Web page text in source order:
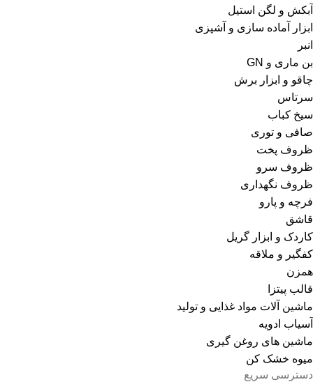
آبکش و لگن استیل
ابزار آماده سازی و آشپزی
انبر
بن ماری و GN
چاقو و ابزار برش
سرتاس
سیخ کباب
صافی و توری
ظروف پخت
ظروف سرو
ظروف نگهداری
فرچه و پارو
قاشق
کاردک و ابزار گریل
کفگیر و ملاقه
همزن
قالب پیتزا
ماشین آلات مواد غذایی و تولید
آسیاب ادویه
ماشین های روغن گیری
میوه خشک کن
دسترسی سریع